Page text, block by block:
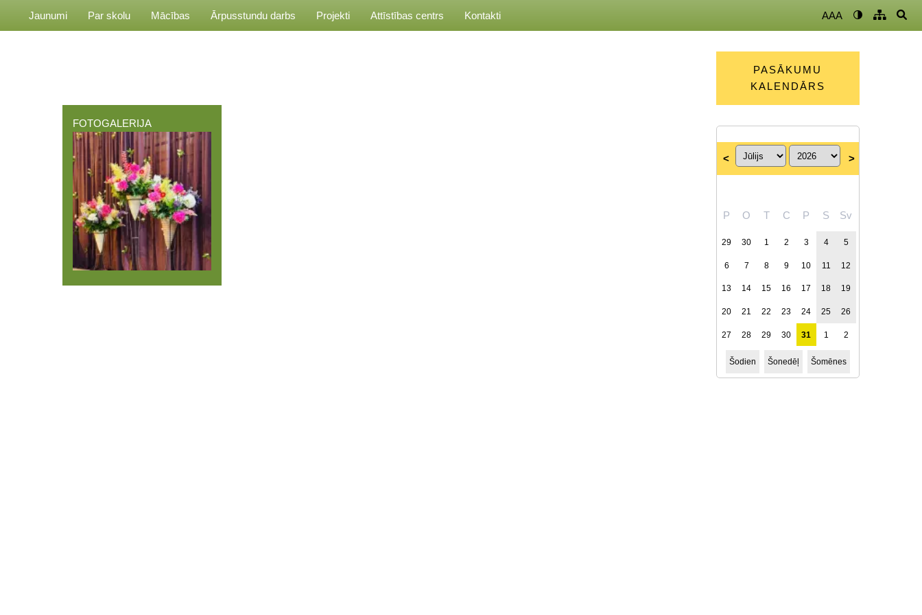
Jaunumi Par skolu Mācības Ārpusstundu darbs Projekti Attīstības centrs Kontakti AAA
FOTOGALERIJA
PASĀKUMU
KALENDĀRS
< >
P O T C P S Sv
29 30 1 2 3 4 5
6 7 8 9 10 11 12
13 14 15 16 17 18 19
20 21 22 23 24 25 26
27 28 29 30 31 1 2
Šodien Šonedēļ Šomēnes